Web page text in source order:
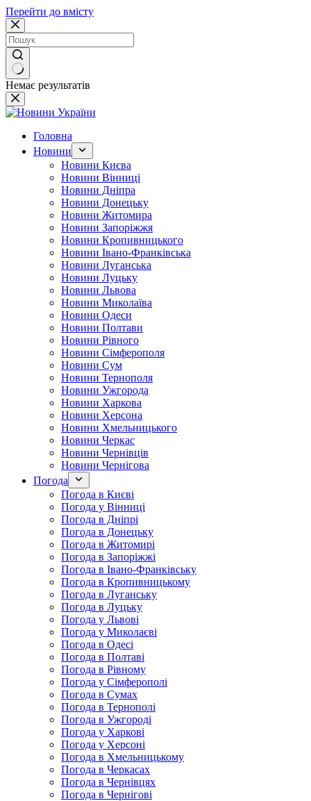
Перейти до вмісту
Немає результатів
Головна
Новини
Новини Києва
Новини Вінниці
Новини Дніпра
Новини Донецьку
Новини Житомира
Новини Запоріжжя
Новини Кропивницького
Новини Івано-Франківська
Новини Луганська
Новини Луцьку
Новини Львова
Новини Миколаїва
Новини Одеси
Новини Полтави
Новини Рівного
Новини Сімферополя
Новини Сум
Новини Тернополя
Новини Ужгорода
Новини Харкова
Новини Херсона
Новини Хмельницького
Новини Черкас
Новини Чернівців
Новини Чернігова
Погода
Погода в Києві
Погода у Вінниці
Погода в Дніпрі
Погода в Донецьку
Погода в Житомирі
Погода в Запоріжжі
Погода в Івано-Франківську
Погода в Кропивницькому
Погода в Луганську
Погода в Луцьку
Погода у Львові
Погода у Миколаєві
Погода в Одесі
Погода в Полтаві
Погода в Рівному
Погода у Сімферополі
Погода в Сумах
Погода в Тернополі
Погода в Ужгороді
Погода у Харкові
Погода у Херсоні
Погода в Хмельницькому
Погода в Черкасах
Погода в Чернівцях
Погода в Чернігові